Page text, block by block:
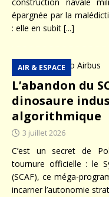
épargnée par la
: elle en subit [...]
L’abandon du
dinosaure
algorithmique
AIR & ESPACE
3 juillet 2026
C’est un secret de
tournure officielle : le
(SCAF), ce méga-
incarner l’autonomie